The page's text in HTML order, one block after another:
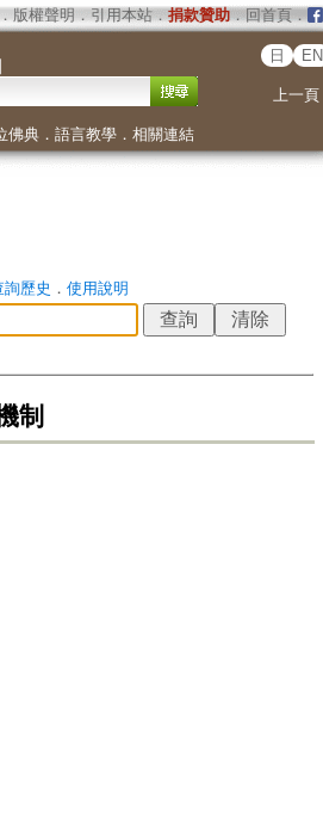
版權聲明 ． 引用本站． 捐款贊助．回首頁．
｜
日 EN
上一頁
佛典． 語言教學． 相關連結
詢歷史 ． 使用說明
制